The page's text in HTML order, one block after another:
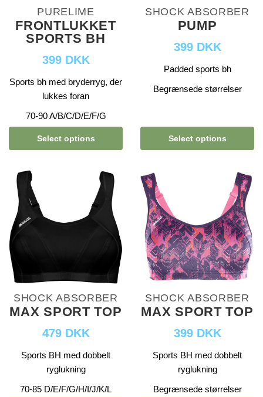
PURELIME
FRONTLUKKET
SPORTS BH
399 DKK
Sports bh med bryderryg, der
lukkes foran
70-90 A/B/C/D/E/F/G
Select options
SHOCK ABSORBER
PUMP
399 DKK
Padded sports bh
Begrænsede størrelser
Select options
SHOCK ABSORBER
MAX SPORT TOP
479 DKK
Sports BH med dobbelt
ryglukning
70-85 D/E/F/G/H/I/J/K/L
SHOCK ABSORBER
MAX SPORT TOP
399 DKK
Sports BH med dobbelt
ryglukning
Begrænsede størrelser